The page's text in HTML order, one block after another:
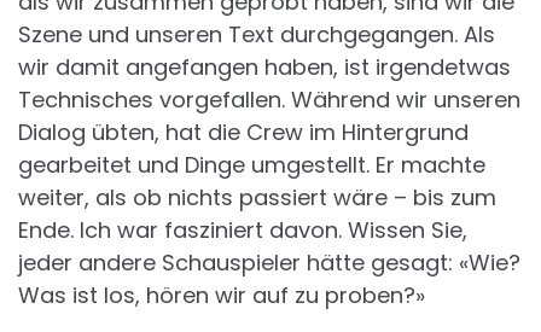
Szene und unseren Text durchgegangen. Als
wir damit angefangen haben, ist irgendetwas
Technisches vorgefallen. Während wir unseren
Dialog übten, hat die Crew im Hintergrund
gearbeitet und Dinge umgestellt. Er machte
weiter, als ob nichts passiert wäre – bis zum
Ende. Ich war fasziniert davon. Wissen Sie,
jeder andere Schauspieler hätte gesagt: «Wie?
Was ist los, hören wir auf zu proben?»